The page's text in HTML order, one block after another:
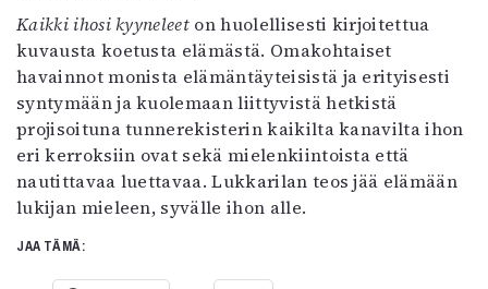
Kaikki ihosi kyyneleet on huolellisesti kirjoitettua
kuvausta koetusta elämästä. Omakohtaiset
havainnot monista elämäntäyteisistä ja erityisesti
syntymään ja kuolemaan liittyvistä hetkistä
projisoituna tunnerekisterin kaikilta kanavilta ihon
eri kerroksiin ovat sekä mielenkiintoista että
nautittavaa luettavaa. Lukkarilan teos jää elämään
lukijan mieleen, syvälle ihon alle.
JAA TÄMÄ: